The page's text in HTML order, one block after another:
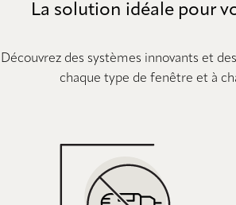
La solution idéale pour
Découvrez des systèmes innovants et
chaque type de fenêtre et à